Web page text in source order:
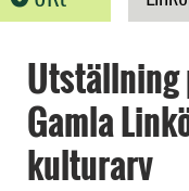
Utställning
Gamla
kulturarv